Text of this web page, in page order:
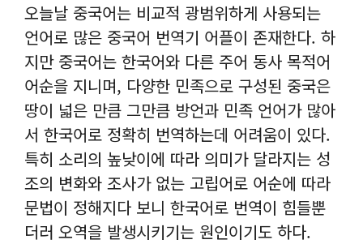
오늘날 중국어는 비교적 광범위하게 사용되는
언어로 많은 중국어 번역기 어플이 존재한다. 하
지만 중국어는 한국어와 다른 주어 동사 목적어
어순을 지니며, 다양한 민족으로 구성된 중국은
땅이 넓은 만큼 그만큼 방언과 민족 언어가 많아
서 한국어로 정확히 번역하는데 어려움이 있다.
특히 소리의 높낮이에 따라 의미가 달라지는 성
조의 변화와 조사가 없는 고립어로 어순에 따라
문법이 정해지다 보니 한국어로 번역이 힘들뿐
더러 오역을 발생시키기는 원인이기도 하다.